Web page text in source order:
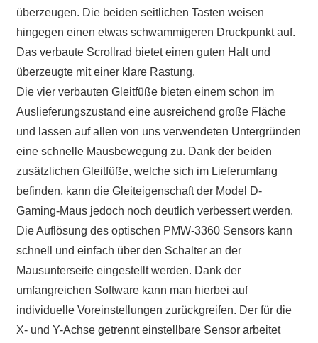
überzeugen. Die beiden seitlichen Tasten weisen
hingegen einen etwas schwammigeren Druckpunkt auf.
Das verbaute Scrollrad bietet einen guten Halt und
überzeugte mit einer klare Rastung.
Die vier verbauten Gleitfüße bieten einem schon im
Auslieferungszustand eine ausreichend große Fläche
und lassen auf allen von uns verwendeten Untergründen
eine schnelle Mausbewegung zu. Dank der beiden
zusätzlichen Gleitfüße, welche sich im Lieferumfang
befinden, kann die Gleiteigenschaft der Model D-
Gaming-Maus jedoch noch deutlich verbessert werden.
Die Auflösung des optischen PMW-3360 Sensors kann
schnell und einfach über den Schalter an der
Mausunterseite eingestellt werden. Dank der
umfangreichen Software kann man hierbei auf
individuelle Voreinstellungen zurückgreifen. Der für die
X- und Y-Achse getrennt einstellbare Sensor arbeitet